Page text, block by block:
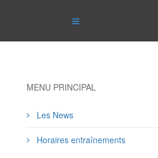
MENU PRINCIPAL
Les News
Horaires entraînements